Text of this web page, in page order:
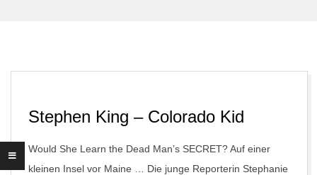
Stephen King – Colorado Kid
Would She Learn the Dead Man’s SECRET? Auf einer
kleinen Insel vor Maine … Die junge Reporterin Stephanie